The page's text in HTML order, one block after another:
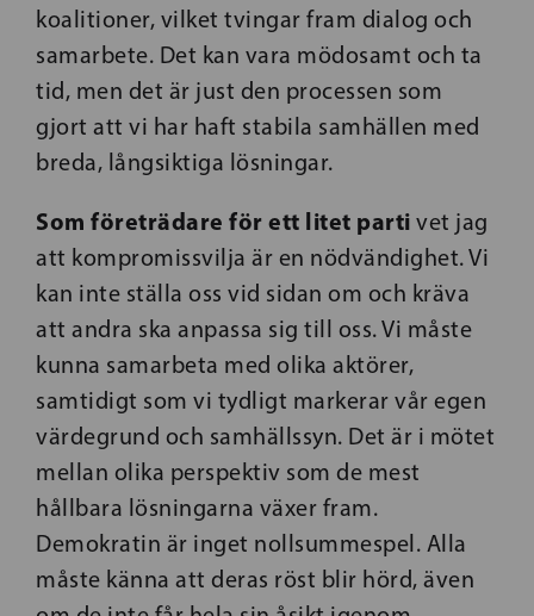
koalitioner, vilket tvingar fram dialog och
samarbete. Det kan vara mödosamt och ta
tid, men det är just den processen som
gjort att vi har haft stabila samhällen med
breda, långsiktiga lösningar.
Som företrädare för ett litet parti vet jag
att kompromissvilja är en nödvändighet. Vi
kan inte ställa oss vid sidan om och kräva
att andra ska anpassa sig till oss. Vi måste
kunna samarbeta med olika aktörer,
samtidigt som vi tydligt markerar vår egen
värdegrund och samhällssyn. Det är i mötet
mellan olika perspektiv som de mest
hållbara lösningarna växer fram.
Demokratin är inget nollsummespel. Alla
måste känna att deras röst blir hörd, även